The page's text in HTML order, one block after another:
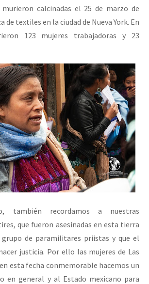
murieron calcinadas el 25 de marzo de
de textiles en la ciudad de Nueva York. En
123 mujeres trabajadoras y 23
también recordamos a nuestras
que fueron asesinadas en esta tierra
de paramilitares priistas y que el
justicia. Por ello las mujeres de Las
esta fecha conmemorable hacemos un
en general y al Estado mexicano para